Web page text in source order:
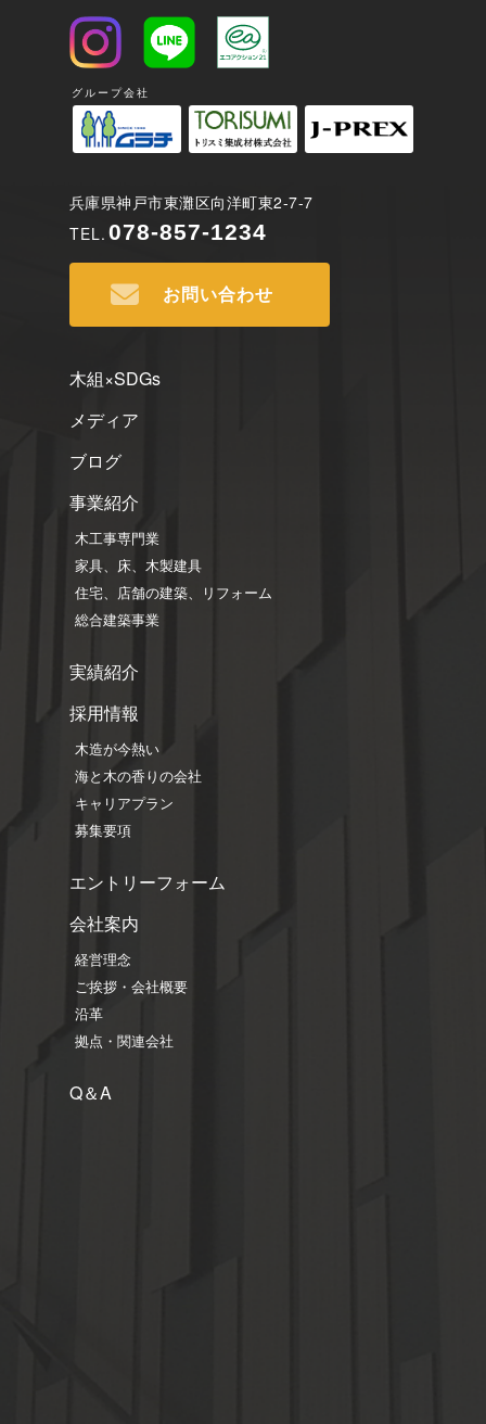
グループ会社
兵庫県神戸市東灘区向洋町東2-7-7
TEL. 078-857-1234
お問い合わせ
木組×SDGs
メディア
ブログ
事業紹介
木工事専門業
家具、床、木製建具
住宅、店舗の建築、リフォーム
総合建築事業
実績紹介
採用情報
木造が今熱い
海と木の香りの会社
キャリアプラン
募集要項
エントリーフォーム
会社案内
経営理念
ご挨拶・会社概要
沿革
拠点・関連会社
Q＆A